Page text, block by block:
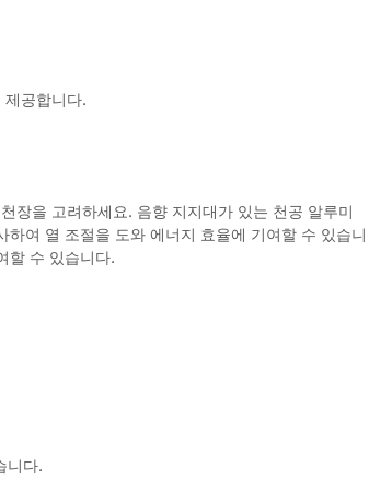
공합니다.
장을 고려하세요. 음향 지지대가 있는 천공 알루미
여 열 조절을 도와 에너지 효율에 기여할 수 있습니
할 수 있습니다.
니다.